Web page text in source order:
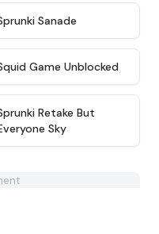
Sanade
★ 4.6
Game Unblocked
Retake But
Sky